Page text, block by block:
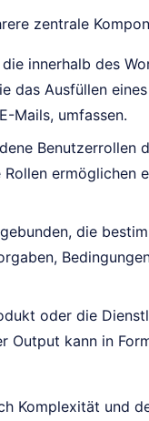
zentrale
innerhalb des
das Ausfüllen
Mails, umfassen.
ermöglichen
die
oder die
kann in
Komplexität und